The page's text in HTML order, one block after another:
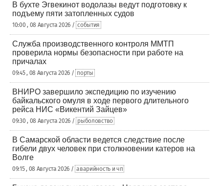
В бухте Эгвекинот водолазы ведут подготовку к
подъему пяти затопленных судов
10:00 , 08 Августа 2026 / события
Служба производственного контроля ММТП
проверила нормы безопасности при работе на
причалах
09:45 , 08 Августа 2026 / порты
ВНИРО завершило экспедицию по изучению
байкальского омуля в ходе первого длительного
рейса НИС «Викентий Зайцев»
09:30 , 08 Августа 2026 / рыболовство
В Самарской области ведется следствие после
гибели двух человек при столкновении катеров на
Волге
09:15 , 08 Августа 2026 / аварийность и чп